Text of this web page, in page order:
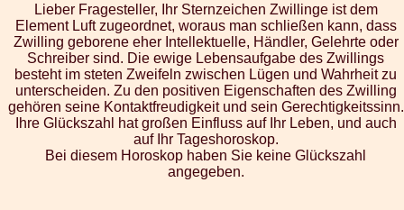
Lieber Fragesteller, Ihr Sternzeichen Zwillinge ist dem
Element Luft zugeordnet, woraus man schließen kann, dass
Zwilling geborene eher Intellektuelle, Händler, Gelehrte oder
Schreiber sind. Die ewige Lebensaufgabe des Zwillings
besteht im steten Zweifeln zwischen Lügen und Wahrheit zu
unterscheiden. Zu den positiven Eigenschaften des Zwilling
gehören seine Kontaktfreudigkeit und sein Gerechtigkeitssinn.
Ihre Glückszahl hat großen Einfluss auf Ihr Leben, und auch
auf Ihr Tageshoroskop.
Bei diesem Horoskop haben Sie keine Glückszahl
angegeben.